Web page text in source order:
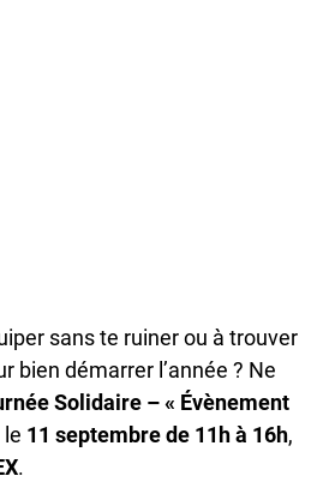
sans te ruiner ou à trouver
bien démarrer l’année ? Ne
Solidaire – « Évènement
le 11 septembre de 11h à 16h,
.